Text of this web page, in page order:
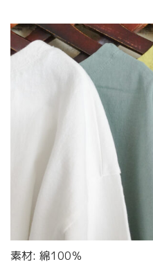
素材: 綿100％